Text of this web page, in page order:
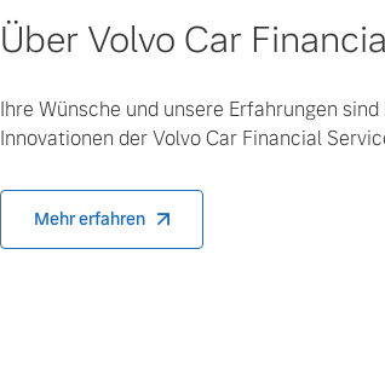
Über Volvo Car
Ihre Wünsche und unsere Erfahrungen
Innovationen der Volvo Car Financial
Mehr erfahren